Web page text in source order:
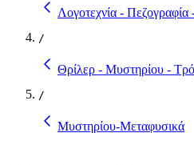
Λογοτεχνία -
/
Θρίλερ - Μυστηρίου -
/
Μυστηρίου-Μεταφυσικά